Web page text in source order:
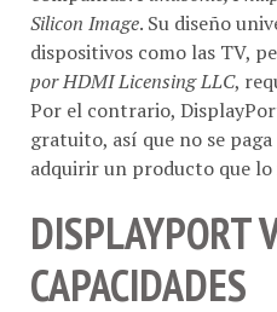
Silicon Image . Su diseño
dispositivos como las TV,
por HDMI Licensing LLC,
Por el contrario,
gratuito, así que no se
adquirir un producto que lo
DISPLAYPORT
CAPACIDADES